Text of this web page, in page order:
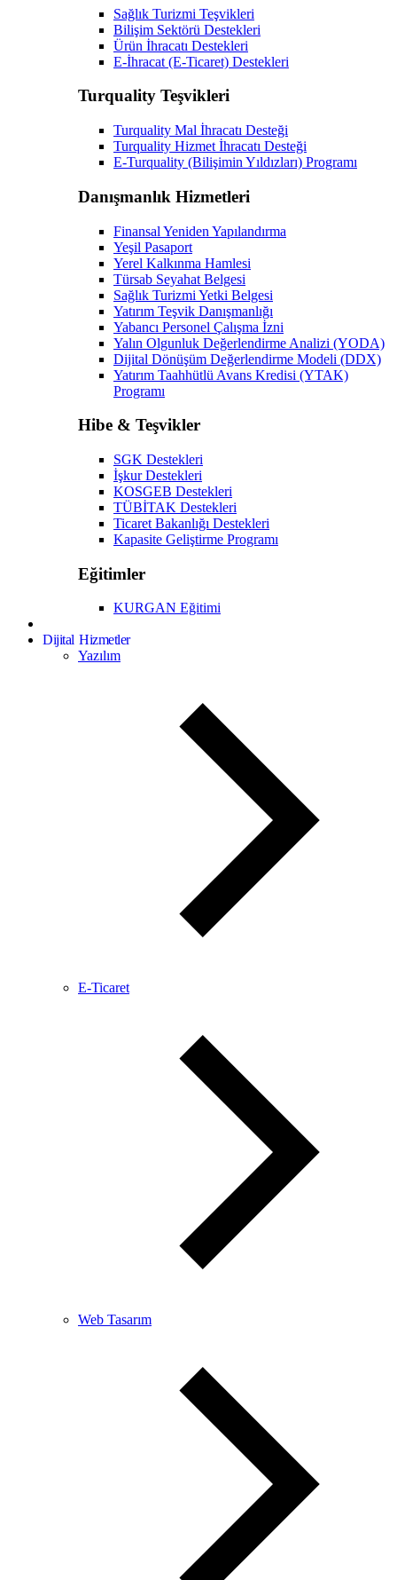
Sağlık Turizmi Teşvikleri
Bilişim Sektörü Destekleri
Ürün İhracatı Destekleri
E-İhracat (E-Ticaret) Destekleri
Turquality Teşvikleri
Turquality Mal İhracatı Desteği
Turquality Hizmet İhracatı Desteği
E-Turquality (Bilişimin Yıldızları) Programı
Danışmanlık Hizmetleri
Finansal Yeniden Yapılandırma
Yeşil Pasaport
Yerel Kalkınma Hamlesi
Türsab Seyahat Belgesi
Sağlık Turizmi Yetki Belgesi
Yatırım Teşvik Danışmanlığı
Yabancı Personel Çalışma İzni
Yalın Olgunluk Değerlendirme Analizi (YODA)
Dijital Dönüşüm Değerlendirme Modeli (DDX)
Yatırım Taahhütlü Avans Kredisi (YTAK)
Programı
Hibe & Teşvikler
SGK Destekleri
İşkur Destekleri
KOSGEB Destekleri
TÜBİTAK Destekleri
Ticaret Bakanlığı Destekleri
Kapasite Geliştirme Programı
Eğitimler
KURGAN Eğitimi
Dijital Hizmetler
Yazılım
E-Ticaret
Web Tasarım